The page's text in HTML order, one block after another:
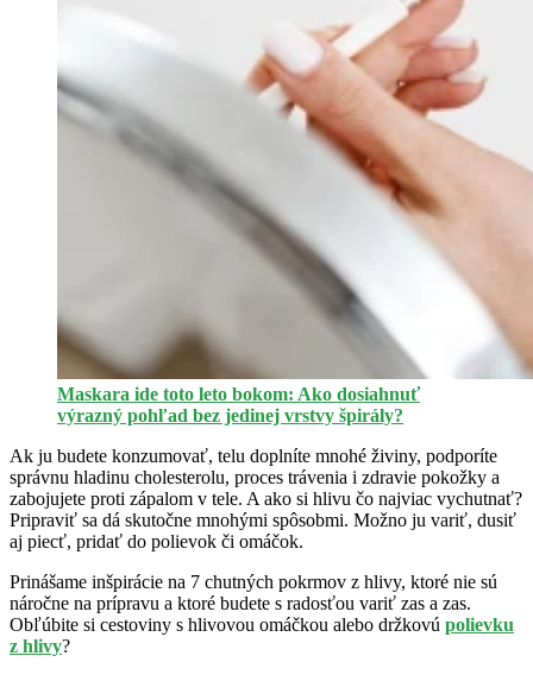
Maskara ide toto leto bokom: Ako dosiahnuť
výrazný pohľad bez jedinej vrstvy špirály?
Ak ju budete konzumovať, telu doplníte mnohé živiny, podporíte
správnu hladinu cholesterolu, proces trávenia i zdravie pokožky a
zabojujete proti zápalom v tele. A ako si hlivu čo najviac vychutnať?
Pripraviť sa dá skutočne mnohými spôsobmi. Možno ju variť, dusiť
aj piecť, pridať do polievok či omáčok.
Prinášame inšpirácie na 7 chutných pokrmov z hlivy, ktoré nie sú
náročne na prípravu a ktoré budete s radosťou variť zas a zas.
Obľúbite si cestoviny s hlivovou omáčkou alebo držkovú polievku
z hlivy?